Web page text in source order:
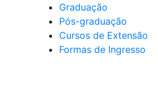
Graduação
Pós-graduação
Cursos de Extensão
Formas de Ingresso